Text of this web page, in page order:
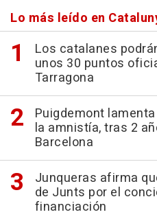
Lo más leído en
Los catalanes
unos 30 puntos
Tarragona
Puigdemont
la amnistía, tras 2
Barcelona
Junqueras afirma
de Junts por el
financiación